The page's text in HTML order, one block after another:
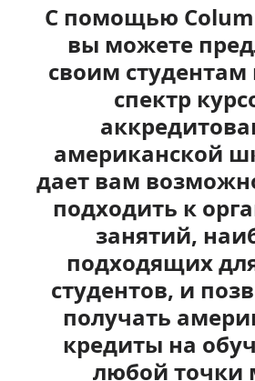
С помощью
вы можете
своим
спектр
американской
дает вам
подходить к
занятий,
подходящих
студентов, и
получать
кредиты на
любой точки